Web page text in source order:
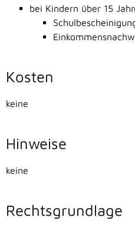
bei Kindern über 15
Kosten
keine
Hinweise
keine
Rechtsgrundlage